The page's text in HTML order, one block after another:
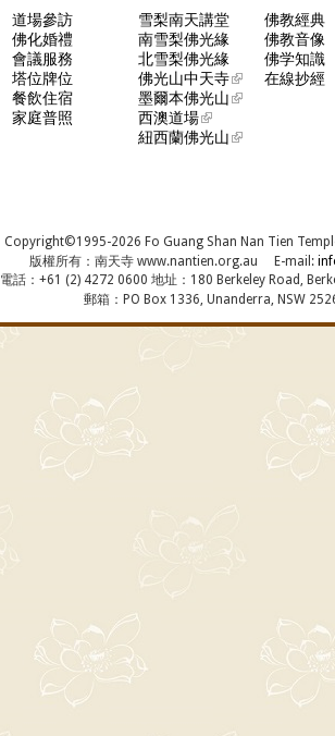
道場參訪 雪梨南天講堂
佛教經典
佛化婚禮 南雪梨佛光緣
佛教音像
會議服務 北雪梨佛光緣
佛学知識
塔位牌位 佛光山中天寺
在線抄經
餐飲住宿
墨爾本佛光山
家庭普照
西澳道場
紐西蘭佛光山
Copyright©1995-2026 Fo Guang Shan Nan Tien
版權所有：南天寺 www.nantien.org.au E-mail:
電話：+61 (2) 4272 0600 地址：180 Berkeley Road,
郵箱：PO Box 1336, Unanderra, NSW